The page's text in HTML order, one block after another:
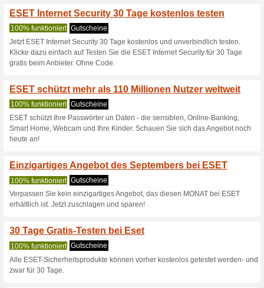
Aktuelle Angebote
Finde gratis Test
100% funktioniert
ESET Cyber Security Pror
ESET.
Sichere dir das